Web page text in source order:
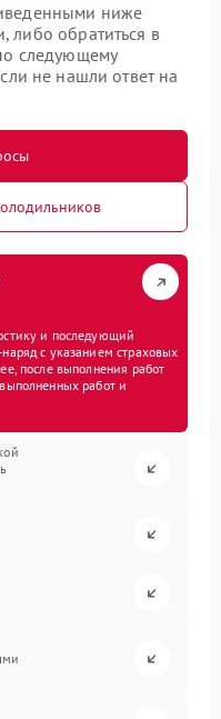
ниже
либо обратиться в
следующему
не нашли ответ на
и последующий
с указанием страховых
после выполнения работ
работ и